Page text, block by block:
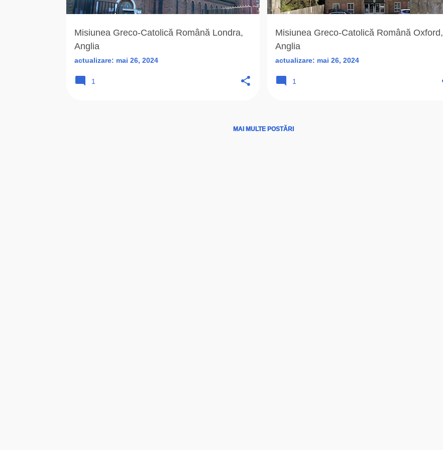
r
Misiunea Greco-Catolică Română Londra,
Anglia
actualizare: mai 26, 2024
1
Misiunea Greco-Catolică Română Oxford,
Anglia
actualizare: mai 26, 2024
1
MAI MULTE POSTĂRI